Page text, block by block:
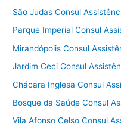
São Judas Consul
Parque Imperial Consul
Mirandópolis Consul
Jardim Ceci Consul
Chácara Inglesa Consul
Bosque da Saúde Consul
Vila Afonso Celso Consul